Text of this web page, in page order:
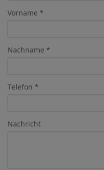
Vorname
Nachname
Telefon
Nachricht